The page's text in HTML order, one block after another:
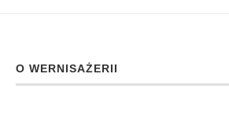
O WERNISAŻERII